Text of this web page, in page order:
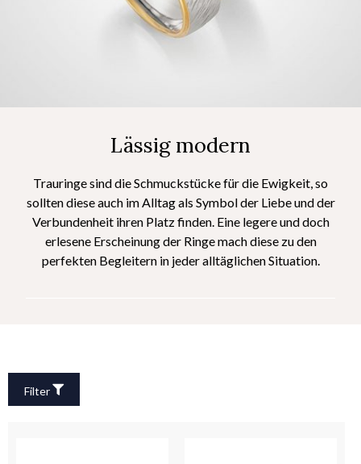
Lässig modern
Trauringe sind die Schmuckstücke für die Ewigkeit, so
sollten diese auch im Alltag als Symbol der Liebe und der
Verbundenheit ihren Platz finden. Eine legere und doch
erlesene Erscheinung der Ringe mach diese zu den
perfekten Begleitern in jeder alltäglichen Situation.
Filter